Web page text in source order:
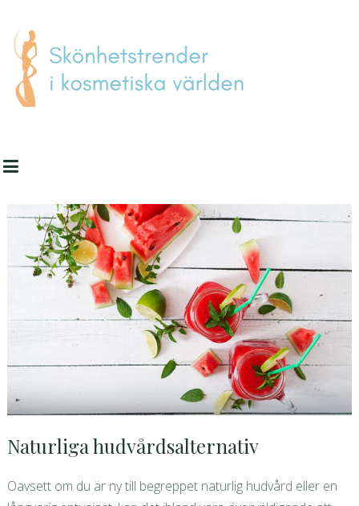
Naturliga hudvårdsalternativ
Oavsett om du är ny till begreppet naturlig hudvård eller en